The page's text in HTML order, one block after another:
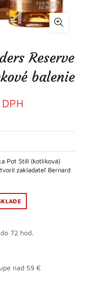
Reserve
balenie
Pot Still (kotlíková)
zakladateľ Bernard
72 hod.
nad 59 €